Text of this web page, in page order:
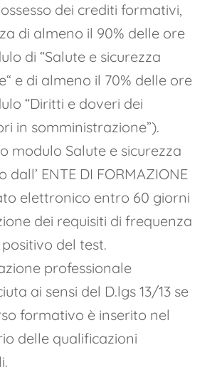
dei crediti formativi,
di almeno il 90% delle ore
di “Salute e sicurezza
e di almeno il 70% delle ore
“Diritti e doveri dei
in somministrazione”).
modulo Salute e sicurezza
dall’ ENTE DI FORMAZIONE
elettronico entro 60 giorni
dei requisiti di frequenza
del test.
professionale
ai sensi del D.lgs 13/13 se
formativo è inserito nel
delle qualificazioni